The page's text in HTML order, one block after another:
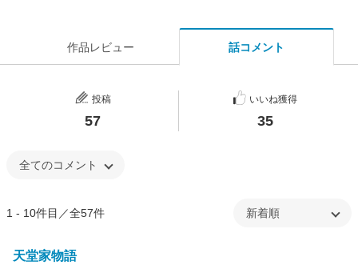
作品レビュー 話コメント
投稿
57
いいね獲得
35
1 - 10件目／全57件
天堂家物語